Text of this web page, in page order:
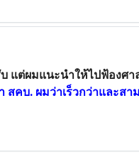
แต่ผมแนะนำให้ไปฟ้องศ
สคบ. ผมว่าเร็วกว่าและส